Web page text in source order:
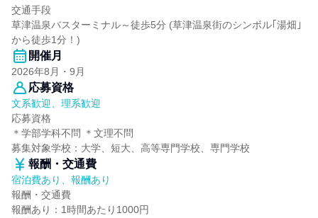
交通手段
草津温泉バスターミナル～徒歩5分 (草津温泉街のシンボル｢湯畑｣
から徒歩1分！)
開催月
2026年8月・9月
応募資格
文系歓迎、理系歓迎
応募資格
＊学部学科不問 ＊文理不問
募集対象学校：大学、短大、高等専門学校、専門学校
報酬・交通費
宿泊費あり、報酬あり
報酬・交通費
報酬あり：1時間あたり1000円